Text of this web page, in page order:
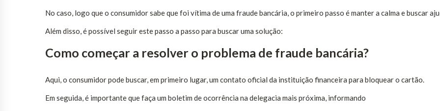
No caso, logo que o consumidor sabe que foi vítima de uma fraude bancária, o primeiro passo é manter a calma e buscar
Além disso, é possível seguir este passo a passo para buscar uma solução:
Como começar a resolver o problema de fraude bancária?
Aqui, o consumidor pode buscar, em primeiro lugar, um contato oficial da instituição financeira para bloquear o cartão.
Em seguida, é importante que faça um boletim de ocorrência na delegacia mais próxima, informando